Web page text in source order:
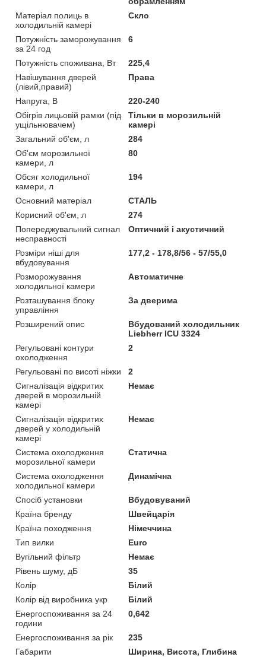
Матеріал полиць в
холодильній камері
Скло
Потужність заморожування
за 24 год
6
Потужність споживана, Вт
225,4
Навішування дверей
(лівий,правий)
Права
Напруга, В
220-240
Обігрів лицьовій рамки (під
ущільнювачем)
Тільки в морозильній
камері
Загальний об'єм, л
284
Об'єм морозильної
камери, л
80
Обсяг холодильної
камери, л
194
Основний матеріал
СТАЛЬ
Корисний об'єм, л
274
Попереджувальний сигнал
несправності
Оптичний і акустичний
Розміри ніші для
вбудовування
177,2 - 178,8/56 - 57/55,0
Розморожування
холодильної камери
Автоматичне
Розташування блоку
управління
За дверима
Розширений опис
Вбудований холодильник
Liebherr ICU 3324
Регульовані контури
охолодження
2
Регульовані по висоті ніжки
2
Сигналізація відкритих
дверей в морозильній
камері
Немає
Сигналізація відкритих
дверей у холодильній
камері
Немає
Система охолодження
морозильної камери
Статична
Система охолодження
холодильної камери
Динамічна
Спосіб установки
Вбудовуваний
Країна бренду
Швейцарія
Країна походження
Німеччина
Тип вилки
Euro
Вугільний фільтр
Немає
Рівень шуму, дБ
35
Колір
Білий
Колір від виробника укр
Білий
Енергоспоживання за 24
години
0,642
Енергоспоживання за рік
235
Габарити
Ширина, Висота, Глибина